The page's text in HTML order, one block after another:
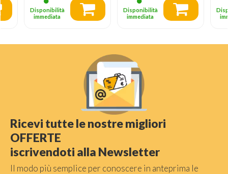
Disponibilità
immediata
Disponibilità
immediata
Ricevi tutte le nostre migliori
OFFERTE
iscrivendoti alla Newsletter
Il modo più semplice per conoscere in anteprima le